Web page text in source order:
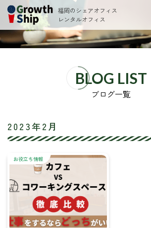
福岡のシェアオフィス
レンタルオフィス
BLOG LIST
ブログ一覧
2023年2月
お役立ち情報